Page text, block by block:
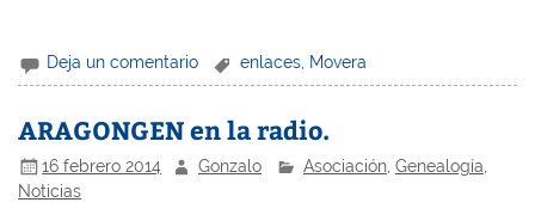
Deja un comentario enlaces Movera
ARAGONGEN en la radio.
16 febrero 2014 Gonzalo Asociación, Genealogía
Noticias